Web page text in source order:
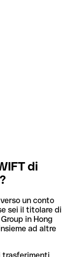
di
un conto
sei il titolare di
in Hong
ad altre